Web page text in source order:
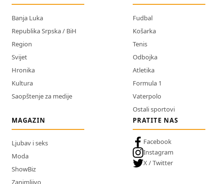
Banja Luka
Republika Srpska / BiH
Region
Svijet
Hronika
Kultura
Saopštenje za medije
Fudbal
Košarka
Tenis
Odbojka
Atletika
Formula 1
Vaterpolo
Ostali sportovi
MAGAZIN
Ljubav i seks
Moda
ShowBiz
Zanimljivo
PRATITE NAS
Facebook
Instagram
X / Twitter